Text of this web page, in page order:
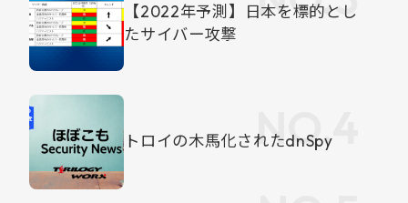
【2022年予測】日本を標的とし
たサイバー攻撃
トロイの木馬化されたdnSpy